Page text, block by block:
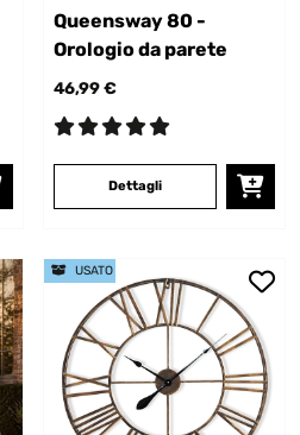
Queensway 80 -
Orologio da parete
46,99 €
Dettagli
USATO